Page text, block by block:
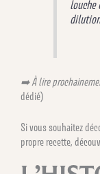
louche
➡️ À lire
dédié)
Si vous souhaitez
propre recette,